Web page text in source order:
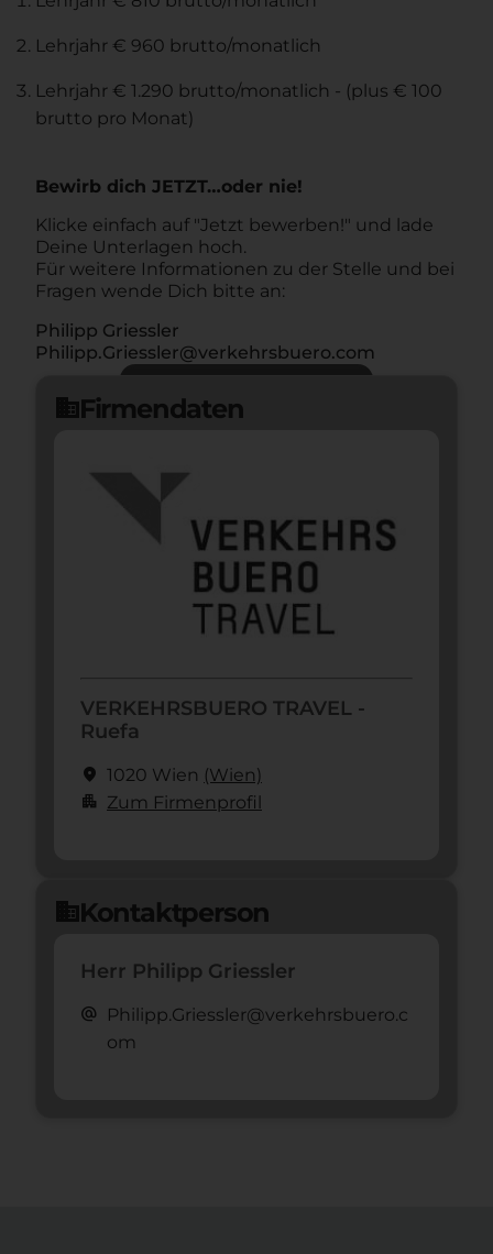
Lehrjahr € 960 brutto/monatlich
Lehrjahr € 1.290 brutto/monatlich - (plus € 100
brutto pro Monat)
Bewirb dich JETZT…oder nie!
Klicke einfach auf "Jetzt bewerben!" und lade
Deine Unterlagen hoch.
Für weitere Informationen zu der Stelle und bei
Fragen wende Dich bitte an:
Philipp Griessler
Philipp.Griessler@verkehrsbuero.com
domainFirmendaten
VERKEHRSBUERO TRAVEL -
Ruefa
location_on 1020 Wien (Wien)
apartment Zum Firmenprofil
domainKontaktperson
Herr Philipp Griessler
alternate_email
Philipp.Griessler@verkehrsbuero.c
om